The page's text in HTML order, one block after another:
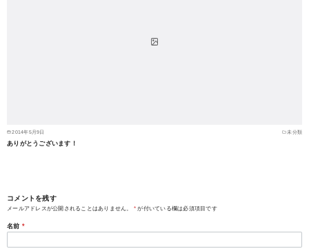
2014年5月9日 未分類
ありがとうございます！
コメントを残す
メールアドレスが公開されることはありません。 * が付いている欄は必須項目です
名前 *